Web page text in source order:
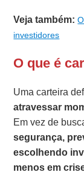
Veja também:
investidores
O que é
Uma carteira
atravessar
Em vez de
segurança,
escolhendo
menos em